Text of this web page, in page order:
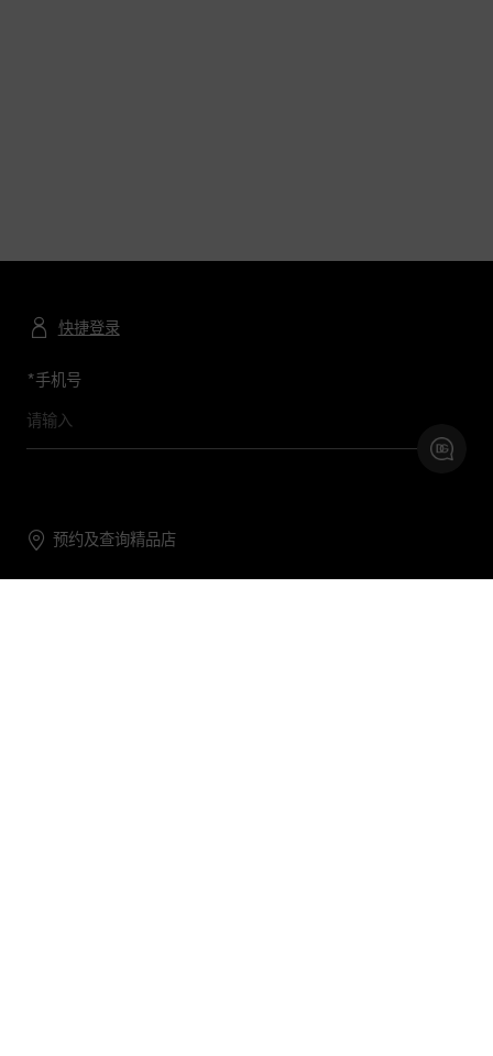
快捷登录
*手机号
预约及查询精品店